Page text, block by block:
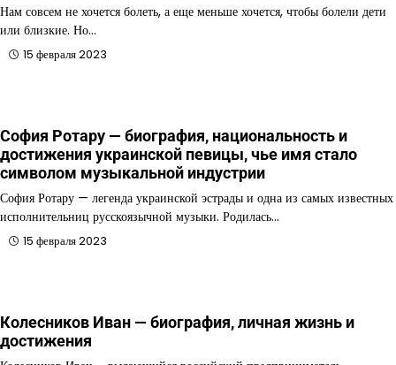
Нам совсем не хочется болеть, а еще меньше хочется, чтобы болели дети
или близкие. Но…
15 февраля 2023
София Ротару — биография, национальность и
достижения украинской певицы, чье имя стало
символом музыкальной индустрии
София Ротару — легенда украинской эстрады и одна из самых известных
исполнительниц русскоязычной музыки. Родилась…
15 февраля 2023
Колесников Иван — биография, личная жизнь и
достижения